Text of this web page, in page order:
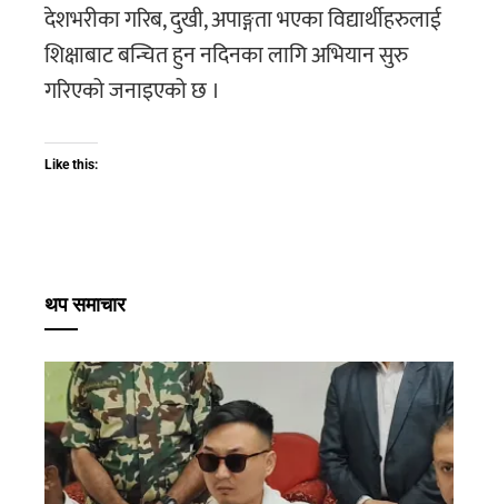
देशभरीका गरिब, दुखी, अपाङ्गता भएका विद्यार्थीहरुलाई
शिक्षाबाट बन्चित हुन नदिनका लागि अभियान सुरु
गरिएको जनाइएको छ ।
Like this:
थप समाचार